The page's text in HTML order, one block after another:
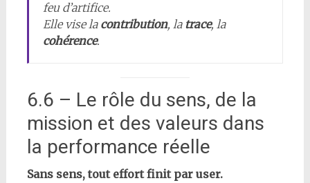
feu d’artifice.
Elle vise la contribution, la trace, la
cohérence.
6.6 – Le rôle du sens, de la
mission et des valeurs dans
la performance réelle
Sans sens, tout effort finit par user.